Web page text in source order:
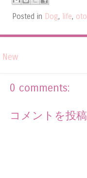
Posted in Dog, life, oto
New
0 comments:
コメントを投稿